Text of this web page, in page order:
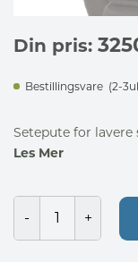
Din pris:
Bestillingsvare (2-
Setepute for lavere
Les Mer